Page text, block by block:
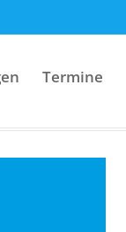
Termine